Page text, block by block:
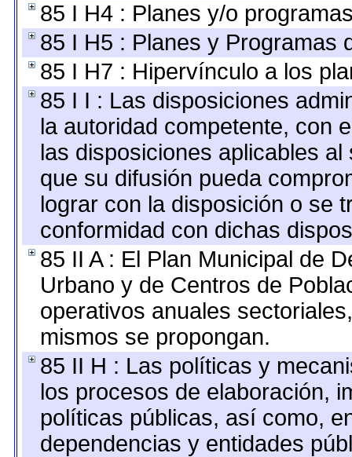
85 I H4 : Planes y/o
85 I H5 : Planes y Programas
85 I H7 : Hipervínculo a los
85 I I : Las disposiciones
la autoridad competente, con
las disposiciones aplicables
que su difusión pueda
lograr con la disposición o se
conformidad con dichas
85 II A : El Plan Municipal de
Urbano y de Centros de
operativos anuales
mismos se propongan.
85 II H : Las políticas y
los procesos de elaboración,
políticas públicas, así como,
dependencias y entidades